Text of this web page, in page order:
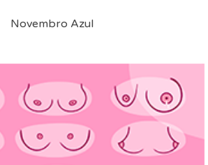
Novembro Azul